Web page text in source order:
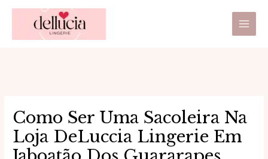
Main
Como Ser Uma Sacoleira Na
Loja DeLuccia Lingerie Em